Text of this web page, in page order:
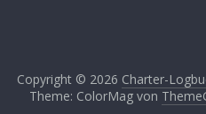
Copyright © 2026 Charter-
Theme: ColorMag von